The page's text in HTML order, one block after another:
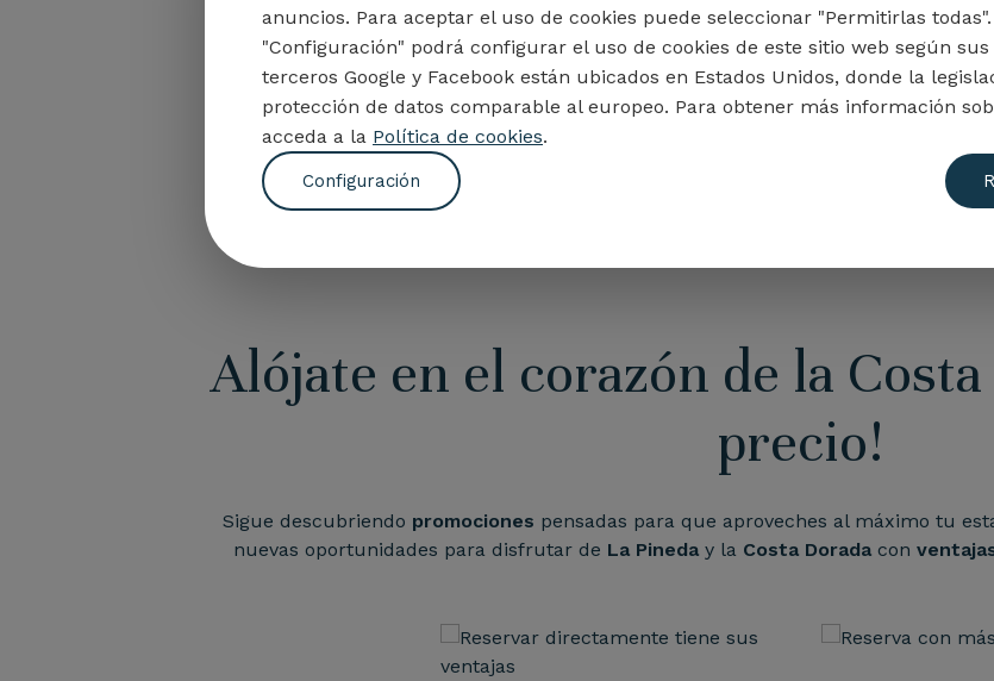
ti desde el primer momento.
Alójate en el corazón de la
precio!
Sigue descubriendo promociones pensadas para que aproveches al máximo tu
nuevas oportunidades para disfrutar de La Pineda y la Costa Dorada con
anuncios. Para aceptar el uso de cookies puede seleccionar "Permitirlas
"Configuración" podrá configurar el uso de cookies de este sitio web según
terceros Google y Facebook están ubicados en Estados Unidos, donde la
protección de datos comparable al europeo. Para obtener más información
acceda a la Política de cookies.
Configuración